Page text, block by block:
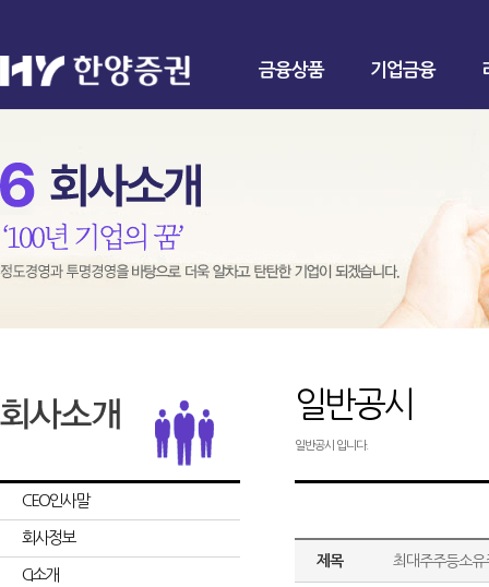
금융상품 기업금융
CEO인사말
회사정보
CI소개
일반공시
일반공시 입니다.
제목 최대주주등소유